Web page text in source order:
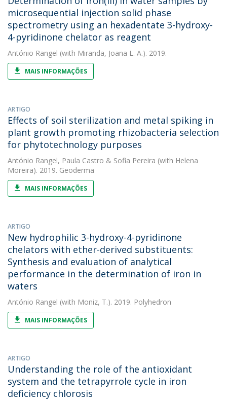
microsequential injection solid phase
spectrometry using an hexadentate 3-hydroxy-
4-pyridinone chelator as reagent
António Rangel (with Miranda, Joana L. A.). 2019.
MAIS INFORMAÇÕES
ARTIGO
Effects of soil sterilization and metal spiking in
plant growth promoting rhizobacteria selection
for phytotechnology purposes
António Rangel, Paula Castro & Sofia Pereira (with Helena
Moreira). 2019. Geoderma
MAIS INFORMAÇÕES
ARTIGO
New hydrophilic 3-hydroxy-4-pyridinone
chelators with ether-derived substituents:
Synthesis and evaluation of analytical
performance in the determination of iron in
waters
António Rangel (with Moniz, T.). 2019. Polyhedron
MAIS INFORMAÇÕES
ARTIGO
Understanding the role of the antioxidant
system and the tetrapyrrole cycle in iron
deficiency chlorosis